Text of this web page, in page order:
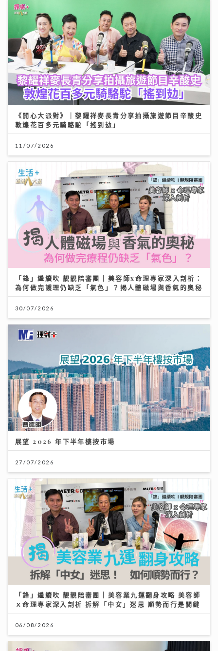
《開心大派對》｜黎耀祥麥長青分享拍攝旅遊節目辛酸史
敦煌花百多元騎駱駝「搖到攰」
11/07/2026
「鋒」繼續吹 靚靚陪審團 | 美容師x命理專家深入剖析：
為何做完護理仍缺乏「氣色」？揭人體磁場與香氣的奧秘
30/07/2026
展望 2026 年下半年樓按市場
27/07/2026
「鋒」繼續吹 靚靚陪審團 | 美容業九運翻身攻略 美容師
ｘ命理專家深入剖析 拆解「中女」迷思 順勢而行是關鍵
06/08/2026